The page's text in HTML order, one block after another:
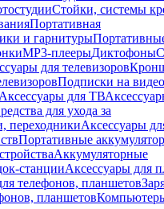
Стойки, системы
Портативная
и гарнитуры
MP3-плеерыДиктофоны
для телевизоров
Подписки на
Аксессуары для ТВ
для ухода за
переходникиАксессуары
Портативные
Аккумуляторные
станцииАксессуары для
телефонов, планшетов
планшетов